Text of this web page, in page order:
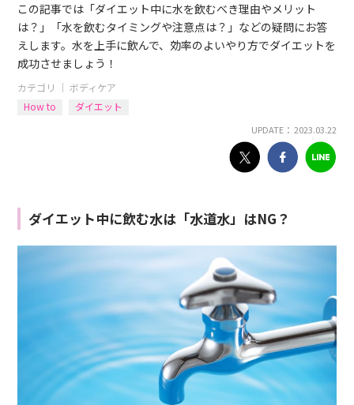
この記事では「ダイエット中に水を飲むべき理由やメリット
は？」「水を飲むタイミングや注意点は？」などの疑問にお答
えします。水を上手に飲んで、効率のよいやり方でダイエットを
成功させましょう！
カテゴリ ｜ボディケア
How to
ダイエット
UPDATE： 2023.03.22
ダイエット中に飲む水は「水道水」はNG？